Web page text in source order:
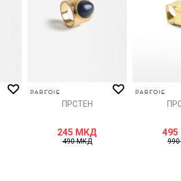
ПРСТЕН
245 МКД
490МКД
495
990